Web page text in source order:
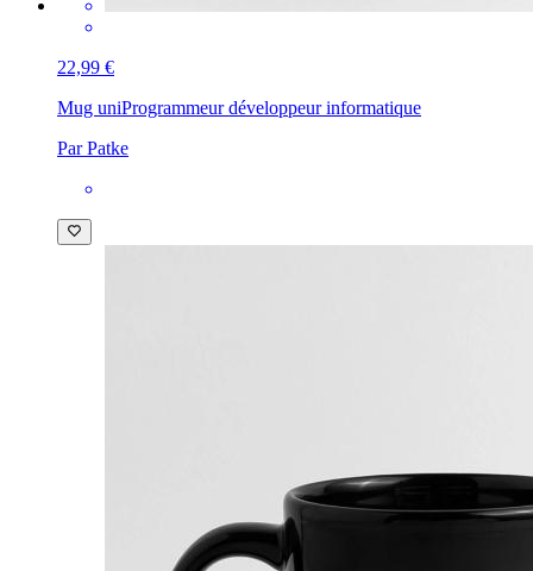
22,99 €
Mug uniProgrammeur développeur informatique
Par Patke